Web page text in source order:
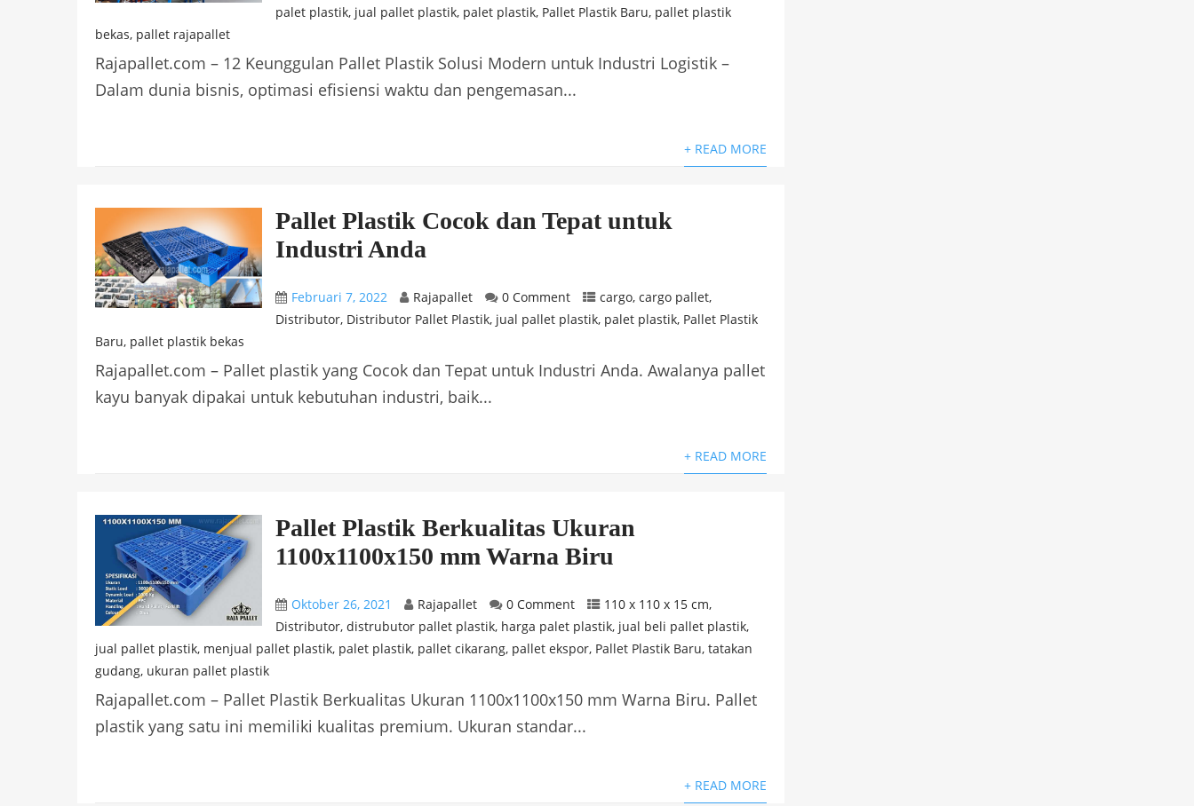
palet plastik, jual pallet plastik, palet plastik, Pallet Plastik Baru, pallet plastik
bekas, pallet rajapallet
Rajapallet.com – 12 Keunggulan Pallet Plastik Solusi Modern untuk Industri Logistik –
Dalam dunia bisnis, optimasi efisiensi waktu dan pengemasan...
+ READ MORE
Pallet Plastik Cocok dan Tepat untuk
Industri Anda
Februari 7, 2022 Rajapallet 0 Comment cargo,cargo pallet,
Distributor, Distributor Pallet Plastik, jual pallet plastik, palet plastik, Pallet Plastik
Baru, pallet plastik bekas
Rajapallet.com – Pallet plastik yang Cocok dan Tepat untuk Industri Anda. Awalanya pallet
kayu banyak dipakai untuk kebutuhan industri, baik...
+ READ MORE
Pallet Plastik Berkualitas Ukuran
1100x1100x150 mm Warna Biru
Oktober 26, 2021 Rajapallet 0 Comment 110 x 110 x 15 cm,
Distributor,distrubutor pallet plastik, harga palet plastik, jual beli pallet plastik,
jual pallet plastik, menjual pallet plastik, palet plastik, pallet cikarang, pallet ekspor, Pallet Plastik Baru, tatakan
gudang, ukuran pallet plastik
Rajapallet.com – Pallet Plastik Berkualitas Ukuran 1100x1100x150 mm Warna Biru. Pallet
plastik yang satu ini memiliki kualitas premium. Ukuran standar...
+ READ MORE